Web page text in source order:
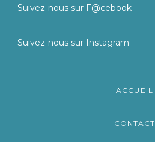
Suivez-nous sur F@cebook
Suivez-nous sur Instagram
ACCUEIL
CONTACT